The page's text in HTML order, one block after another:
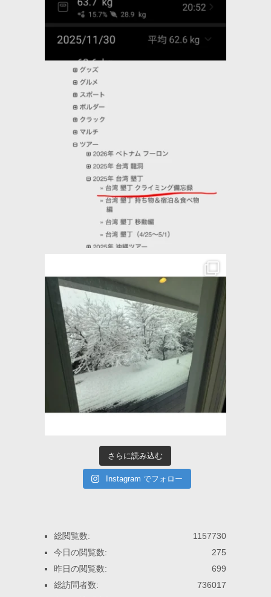
さらに読み込む
Instagram でフォロー
1157730
総閲覧数:
275
今日の閲覧数:
699
昨日の閲覧数:
736017
総訪問者数: